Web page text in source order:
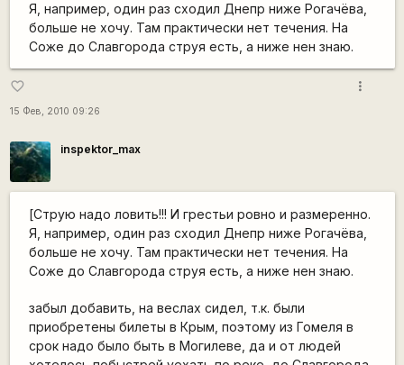
Я, например, один раз сходил Днепр ниже Рогачёва,
больше не хочу. Там практически нет течения. На
Соже до Славгорода струя есть, а ниже нен знаю.
favorite_border
15 Фев, 2010 09:26
more_vert
inspektor_max
[Струю надо ловить!!! И грестьи ровно и размеренно.
Я, например, один раз сходил Днепр ниже Рогачёва,
больше не хочу. Там практически нет течения. На
Соже до Славгорода струя есть, а ниже нен знаю.
забыл добавить, на веслах сидел, т.к. были
приобретены билеты в Крым, поэтому из Гомеля в
срок надо было быть в Могилеве, да и от людей